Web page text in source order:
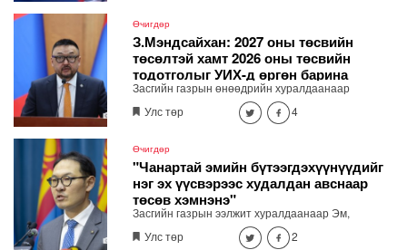
санхүүжилтийн дэмжлэг үзүүлэх шийдвэр
гаргалаа.
Өчигдөр
З.Мэндсайхан: 2027 оны төсвийн
төсөлтэй хамт 2026 оны төсвийн
тодотголыг УИХ-д өргөн барина
Засгийн газрын өнөөдрийн хуралдаанаар
хэмнэлт, хүнсний нийлүүлэлт, бүртгэлжүүлэх,
хяналт сайжруулалтын асуудлаар гаргасан
танилцууллаа. 2027 оны төсвийн төсөлтэй хамт
2026 оны төсвийн тодотголыг УИХ-д өргөн
барина
Улс төр 4
Өчигдөр
"Чанартай эмийн бүтээгдэхүүнүүдийг
нэг эх үүсвэрээс худалдан авснаар
төсөв хэмнэнэ"
Засгийн газрын ээлжит хуралдаанаар Эм,
эмнэлгийн хэрэглэгдэхүүн, биобэлдмэл, вакциныг
нэг эх үүсвэрээс худалдан авах журмыг баталжээ.
Улс төр 2